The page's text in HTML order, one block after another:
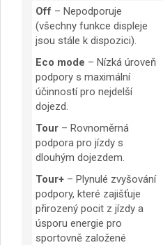
Off – Nepodporuje
(všechny funkce displeje
jsou stále k dispozici).
Eco mode – Nízká úroveň
podpory s maximální
účinností pro nejdelší
dojezd.
Tour – Rovnoměrná
podpora pro jízdy s
dlouhým dojezdem.
Tour+ – Plynulé zvyšování
podpory, které zajišťuje
přirozený pocit z jízdy a
úsporu energie pro
sportovně založené